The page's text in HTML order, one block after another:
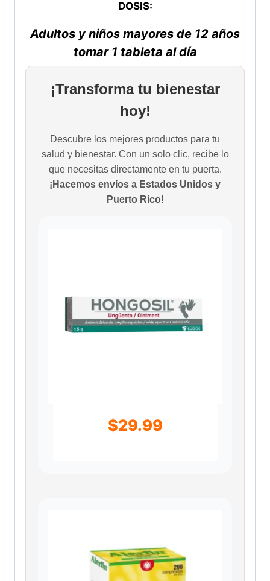
DOSIS:
Adultos y niños mayores de 12 años
tomar 1 tableta al día
¡Transforma tu bienestar
hoy!
Descubre los mejores productos para tu
salud y bienestar. Con un solo clic, recibe lo
que necesitas directamente en tu puerta.
¡Hacemos envíos a Estados Unidos y
Puerto Rico!
$29.99